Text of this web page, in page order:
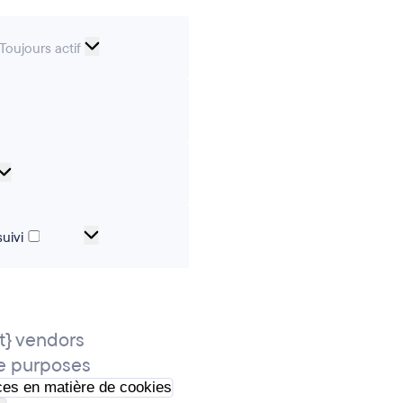
Toujours actif
Cookies
de
suivi
vendors
purposes
en matière de cookies